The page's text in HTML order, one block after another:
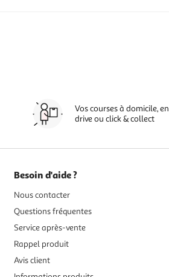
Vos courses à domicile, en
drive ou click & collect
Besoin d'aide ?
Nous contacter
Questions fréquentes
Service après-vente
Rappel produit
Avis client